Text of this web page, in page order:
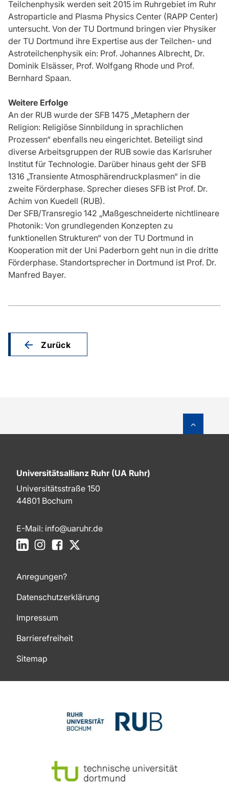
Teilchenphysik werden seit 2015 im Ruhrgebiet im Ruhr
Astroparticle and Plasma Physics Center (RAPP Center)
untersucht. Von der TU Dortmund bringen vier Physiker
der TU Dortmund ihre Expertise aus der Teilchen- und
Astroteilchenphysik ein: Prof. Johannes Albrecht, Dr.
Dominik Elsässer, Prof. Wolfgang Rhode und Prof.
Bernhard Spaan.
Weitere Erfolge
An der RUB wurde der SFB 1475 „Metaphern der
Religion: Religiöse Sinnbildung in sprachlichen
Prozessen“ ebenfalls neu eingerichtet. Beteiligt sind
diverse Arbeitsgruppen der RUB sowie das Karlsruher
Institut für Technologie. Darüber hinaus geht der SFB
1316 „Transiente Atmosphärendruckplasmen“ in die
zweite Förderphase. Sprecher dieses SFB ist Prof. Dr.
Achim von Kuedell (RUB).
Der SFB/Transregio 142 „Maßgeschneiderte nichtlineare
Photonik: Von grundlegenden Konzepten zu
funktionellen Strukturen“ von der TU Dortmund in
Kooperation mit der Uni Paderborn geht nun in die dritte
Förderphase. Standortsprecher in Dortmund ist Prof. Dr.
Manfred Bayer.
Zurück
Universitätsallianz Ruhr (UA Ruhr)
Universitätsstraße 150
44801 Bochum
E-Mail: info@uaruhr.de
LinkedInInstagramFacebook
Anregungen?
Datenschutzerklärung
Impressum
Barrierefreiheit
Sitemap